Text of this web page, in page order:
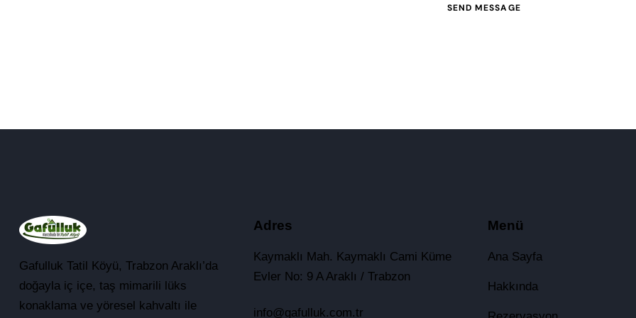
SEND MESSAGE
Gafulluk Tatil Köyü, Trabzon Araklı’da
doğayla iç içe, taş mimarili lüks
konaklama ve yöresel kahvaltı ile
Adres
Kaymaklı Mah. Kaymaklı Cami Küme
Evler No: 9 A Araklı / Trabzon
info@gafulluk.com.tr
Menü
Ana Sayfa
Hakkında